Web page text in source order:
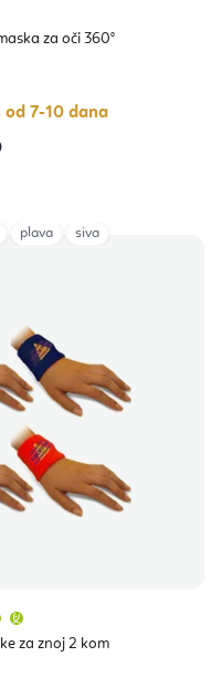
za oči 360°
od 7-10 dana
za znoj 2 kom
proizvoda
je
plava siva